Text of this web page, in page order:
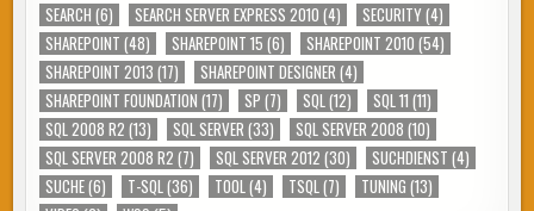
SEARCH (6) SEARCH SERVER EXPRESS 2010 (4) SECURITY(4)
SHAREPOINT (48) SHAREPOINT 15 (6) SHAREPOINT 2010 (54)
SHAREPOINT 2013 (17) SHAREPOINT DESIGNER (4)
SHAREPOINT FOUNDATION (17) SP (7) SQL (12) SQL 11 (11)
SQL 2008 R2 (13) SQL SERVER (33) SQL SERVER 2008 (10)
SQL SERVER 2008 R2 (7) SQL SERVER 2012 (30) SUCHDIENST (4)
SUCHE(6) T-SQL (36) TOOL (4) TSQL (7) TUNING (13)